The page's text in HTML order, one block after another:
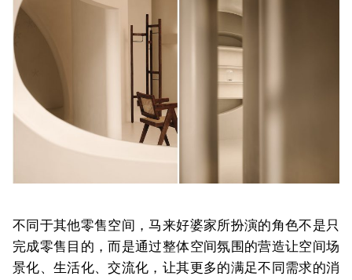
不同于其他零售空间，马来好婆家所扮演的角色不是只
完成零售目的，而是通过整体空间氛围的营造让空间场
景化、生活化、交流化，让其更多的满足不同需求的消